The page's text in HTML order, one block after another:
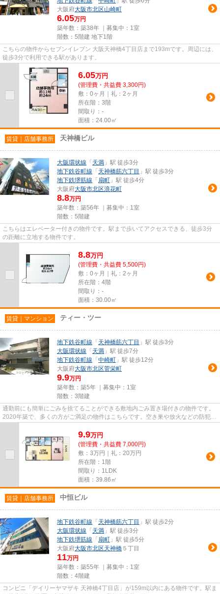
大阪府大阪市北区山崎町
6.05万円
築年数：築38年 ｜募集中： 1室
階数：5階建 地下1階
こちらの物件からセブンイレブン 大阪天神橋4丁目店まで193mです。周辺には、
徒歩3分で利用できる駅があります。
6.05万円
(管理費・共益費 3,300円)
敷：0ヶ月｜礼：2ヶ月
所在階：3階
間取り：-
面積：24.00㎡
賃貸｜店舗事務所 天神橋ビル
大阪環状線 「 天満 」駅 徒歩3分
地下鉄谷町線 「 天神橋筋六丁目 」駅 徒歩3分
地下鉄堺筋線 「 扇町 」駅 徒歩4分
大阪府大阪市北区浪花町
8.8万円
築年数：築56年 ｜募集中： 1室
階数：5階建
こちらはエレベーター付きの物件です。駅まで歩いてアクセスできる、徒歩3分
の距離に立地する物件です。
8.8万円
(管理費・共益費 5,500円)
敷：0ヶ月｜礼：2ヶ月
所在階：4階
間取り：-
面積：30.00㎡
賃貸｜マンション ティー・ツー
地下鉄谷町線 「 天神橋筋六丁目 」駅 徒歩3分
大阪環状線 「 天満 」駅 徒歩7分
地下鉄谷町線 「 中崎町 」駅 徒歩12分
大阪府大阪市北区菅栄町
9.9万円
築年数：築5年 ｜募集中： 1室
階数：3階建
通勤前にも簡単にごみを捨てることができる敷地内ごみ置き場付きの物件です。
2020年築で、多くの方がご満足の物件はこちらです。空き巣や放火などの防犯面
9.9万円
(管理費・共益費 7,000円)
敷：3万円｜礼：20万円
所在階：1階
間取り：1LDK
面積：39.86㎡
賃貸｜店舗事務所 中恒ビル
地下鉄谷町線 「 天神橋筋六丁目 」駅 徒歩2分
大阪環状線 「 天満 」駅 徒歩3分
地下鉄堺筋線 「 扇町 」駅 徒歩5分
大阪府大阪市北区天神橋 ５丁目
11万円
築年数：築55年 ｜募集中： 1室
階数：4階建
コンビニ「デイリーヤマザキ 天神橋4丁目店」が159m以内にある物件です。駅ま